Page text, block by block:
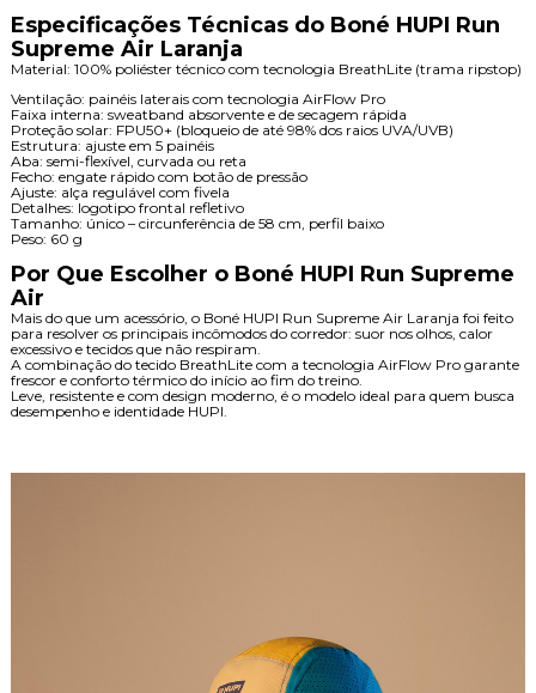
Especificações Técnicas do Boné HUPI Run
Supreme Air Laranja
Material: 100% poliéster técnico com tecnologia BreathLite (trama ripstop)
Ventilação: painéis laterais com tecnologia AirFlow Pro
Faixa interna: sweatband absorvente e de secagem rápida
Proteção solar: FPU50+ (bloqueio de até 98% dos raios UVA/UVB)
Estrutura: ajuste em 5 painéis
Aba: semi-flexível, curvada ou reta
Fecho: engate rápido com botão de pressão
Ajuste: alça regulável com fivela
Detalhes: logotipo frontal refletivo
Tamanho: único – circunferência de 58 cm, perfil baixo
Peso: 60 g
Por Que Escolher o Boné HUPI Run Supreme
Air
Mais do que um acessório, o Boné HUPI Run Supreme Air Laranja foi feito
para resolver os principais incômodos do corredor: suor nos olhos, calor
excessivo e tecidos que não respiram.
A combinação do tecido BreathLite com a tecnologia AirFlow Pro garante
frescor e conforto térmico do início ao fim do treino.
Leve, resistente e com design moderno, é o modelo ideal para quem busca
desempenho e identidade HUPI.